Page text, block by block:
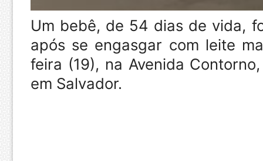
Um bebê, de 54 dias de vida,
após se engasgar com leite
feira (19), na Avenida
em Salvador.